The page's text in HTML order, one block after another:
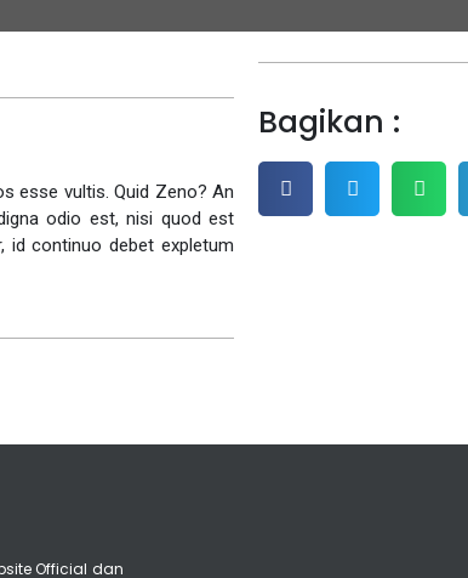
esse vultis. Quid Zeno? An
odio est, nisi quod est
id continuo debet expletum
Bagikan :
Official dan